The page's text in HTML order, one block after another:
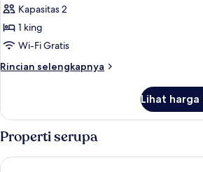
foto
untuk
Clock
Tower
Kapasitas 2
1 king
Wi-Fi Gratis
Rincian selengkapnya
Rincian
Clock
Tower
With
Bathtub
Lihat
Properti serupa
Courtyard by Marriott Phuket Town